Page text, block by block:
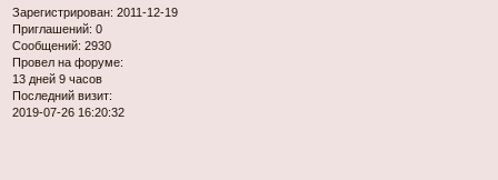
Зарегистрирован: 2011-12-19
Приглашений: 0
Сообщений: 2930
Провел на форуме:
13 дней 9 часов
Последний визит:
2019-07-26 16:20:32